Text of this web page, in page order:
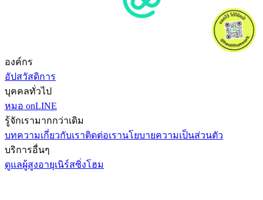
องค์กร
อัปสวัสดิการ
บุคคลทั่วไป
หมอ onLINE
รู้จักเรามากกว่าเดิม
บทความเกี่ยวกับเราติดต่อเรานโยบายความเป็นส่วนตัว
บริการอื่นๆ
ดูแลผู้สูงอายุเนิร์สซิ่งโฮม